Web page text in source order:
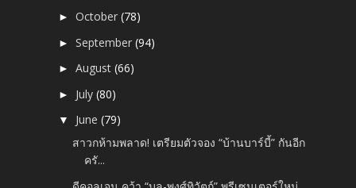
►October(78)
►September(94)
►August(66)
► July(80)
▼ June(79)
สาวกห้ามพลาด! เตรียมตัวจอง “บ้านบาร์บี้” กันอีก
ครั...